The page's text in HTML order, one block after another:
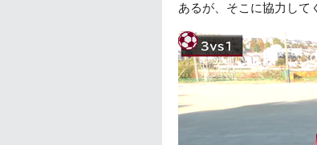
あるが、そこに協力して